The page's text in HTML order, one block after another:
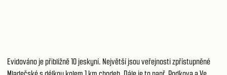
Evidováno je přibližně 10 jeskyní. Největší jsou veřejnosti zpřístupněné